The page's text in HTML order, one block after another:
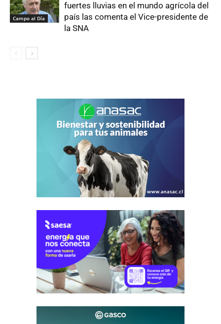
Campo al Día
fuertes lluvias en el mundo agrícola del
país las comenta el Vice-presidente de
la SNA